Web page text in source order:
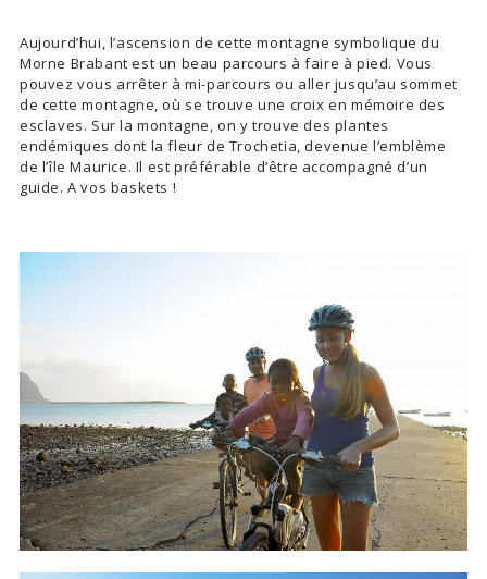
Aujourd’hui, l’ascension de cette montagne symbolique du
Morne Brabant est un beau parcours à faire à pied. Vous
pouvez vous arrêter à mi-parcours ou aller jusqu’au sommet
de cette montagne, où se trouve une croix en mémoire des
esclaves. Sur la montagne, on y trouve des plantes
endémiques dont la fleur de Trochetia, devenue l’emblème
de l’île Maurice. Il est préférable d’être accompagné d’un
guide. A vos baskets !